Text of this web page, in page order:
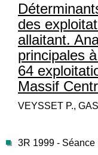
des
allaitant.
principales
64
Massif
VEYSSET P.,
3R 1999 - Séance